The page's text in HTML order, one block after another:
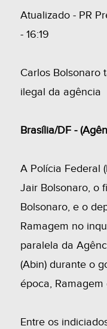
Atualizado - PR
- 16:19
Carlos Bolsonaro
ilegal da agência
Brasília/DF -
A Polícia Federal
Jair Bolsonaro, o
Bolsonaro, e o
Ramagem no
paralela da
(Abin) durante o
época,
Entre os